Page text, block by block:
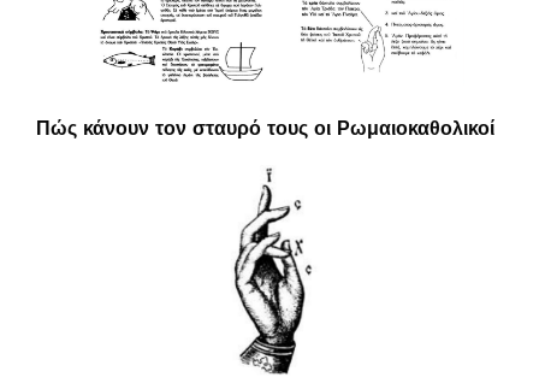
Πώς κάνουν τον σταυρό τους οι Ρωμαιοκαθολικοί